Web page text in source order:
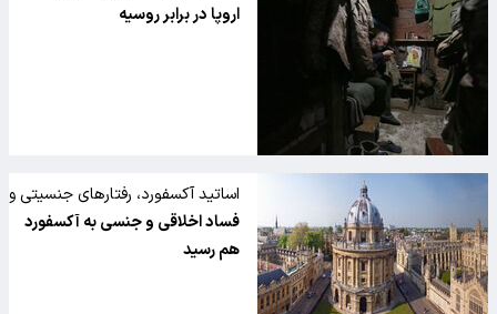
هشدارهای جدیدی به روسیه درباره
اروپا در برابر روسیه
اساتید آکسفورد، رفتارهای جنسیتی و
غیراخلاقی نسبت به دانشجویان
انجام می دهند
فساد اخلاقی و جنسی به آکسفورد
هم رسید